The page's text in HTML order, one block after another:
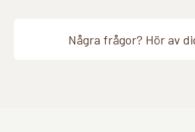
Några frågor? Hör av